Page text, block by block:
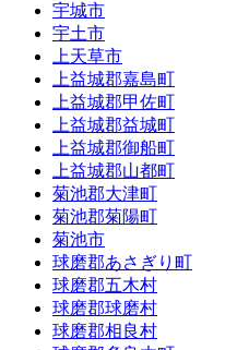
宇城市
宇土市
上天草市
上益城郡嘉島町
上益城郡甲佐町
上益城郡益城町
上益城郡御船町
上益城郡山都町
菊池郡大津町
菊池郡菊陽町
菊池市
球磨郡あさぎり町
球磨郡五木村
球磨郡球磨村
球磨郡相良村